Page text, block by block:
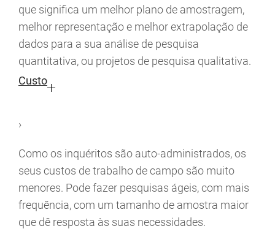
que significa um melhor plano de amostragem,
melhor representação e melhor extrapolação de
dados para a sua análise de pesquisa
quantitativa, ou projetos de pesquisa qualitativa.
Custo
›
Como os inquéritos são auto-administrados, os
seus custos de trabalho de campo são muito
menores. Pode fazer pesquisas ágeis, com mais
frequência, com um tamanho de amostra maior
que dê resposta às suas necessidades.